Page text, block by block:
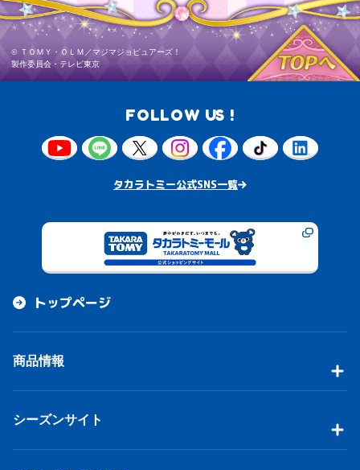
© ＴＯＭＹ・ＯＬＭ／マジマジョピュアーズ！
製作委員会・テレビ東京
FOLLOW US !
タカラトミー公式SNS一覧
トップページ
商品情報
シーズンサイト